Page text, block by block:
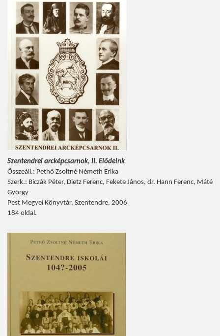
Szentendrei arcképcsarnok, II. Elődeink
Összeáll.: Pethő Zsoltné Németh Erika
Szerk.: Biczák Péter, Dietz Ferenc, Fekete János, dr. Hann Ferenc, Máté
György
Pest Megyei Könyvtár, Szentendre, 2006
184 oldal.